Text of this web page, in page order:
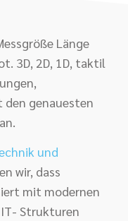
Länge
3D, 2D, 1D, taktil
den genauesten
und
wir, dass
mit modernen
Strukturen